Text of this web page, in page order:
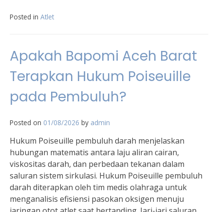
Posted in Atlet
Apakah Bapomi Aceh Barat
Terapkan Hukum Poiseuille
pada Pembuluh?
Posted on 01/08/2026 by admin
Hukum Poiseuille pembuluh darah menjelaskan
hubungan matematis antara laju aliran cairan,
viskositas darah, dan perbedaan tekanan dalam
saluran sistem sirkulasi. Hukum Poiseuille pembuluh
darah diterapkan oleh tim medis olahraga untuk
menganalisis efisiensi pasokan oksigen menuju